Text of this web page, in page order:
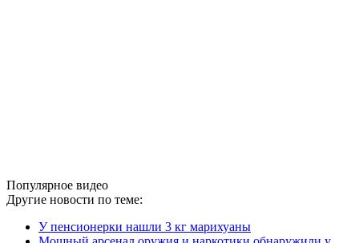
Популярное видео
Другие новости по теме:
У пенсионерки нашли 3 кг марихуаны